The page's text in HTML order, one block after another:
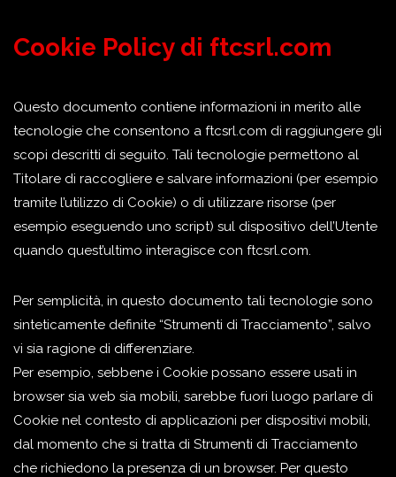
PassaCookie Policy di ftcsrl.com
Questo documento contiene informazioni in merito alle
tecnologie che consentono a ftcsrl.com di raggiungere gli
scopi descritti di seguito. Tali tecnologie permettono al
Titolare di raccogliere e salvare informazioni (per esempio
tramite l’utilizzo di Cookie) o di utilizzare risorse (per
esempio eseguendo uno script) sul dispositivo dell’Utente
quando quest’ultimo interagisce con ftcsrl.com.
Per semplicità, in questo documento tali tecnologie sono
sinteticamente definite “Strumenti di Tracciamento”, salvo
vi sia ragione di differenziare.
Per esempio, sebbene i Cookie possano essere usati in
browser sia web sia mobili, sarebbe fuori luogo parlare di
Cookie nel contesto di applicazioni per dispositivi mobili,
dal momento che si tratta di Strumenti di Tracciamento
che richiedono la presenza di un browser. Per questo